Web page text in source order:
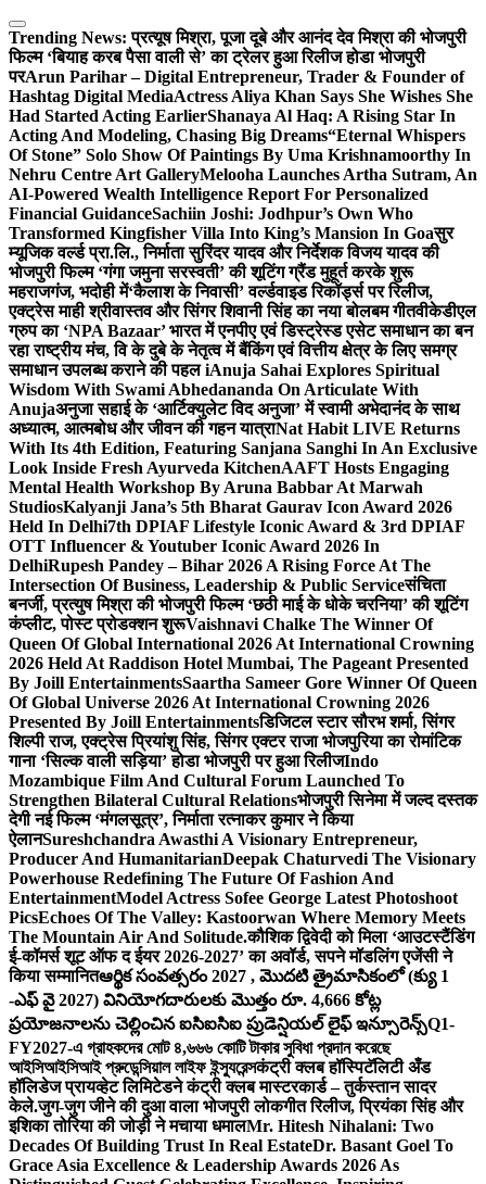
Skip
to
content
Trending News: प्रत्यूष मिश्रा, पूजा दूबे और आनंद देव मिश्रा की भोजपुरी
फिल्म ‘बियाह करब पैसा वाली से’ का ट्रेलर हुआ रिलीज होडा भोजपुरी
परArun Parihar – Digital Entrepreneur, Trader & Founder of
Hashtag Digital MediaActress Aliya Khan Says She Wishes She
Had Started Acting EarlierShanaya Al Haq: A Rising Star In
Acting And Modeling, Chasing Big Dreams“Eternal Whispers
Of Stone” Solo Show Of Paintings By Uma Krishnamoorthy In
Nehru Centre Art GalleryMelooha Launches Artha Sutram, An
AI-Powered Wealth Intelligence Report For Personalized
Financial GuidanceSachiin Joshi: Jodhpur’s Own Who
Transformed Kingfisher Villa Into King’s Mansion In Goaसुर
म्यूजिक वर्ल्ड प्रा.लि., निर्माता सुरिंदर यादव और निर्देशक विजय यादव की
भोजपुरी फिल्म ‘गंगा जमुना सरस्वती’ की शूटिंग ग्रैंड मुहूर्त करके शुरू
महराजगंज, भदोही में‘कैलाश के निवासी’ वर्ल्डवाइड रिकॉर्ड्स पर रिलीज,
एक्ट्रेस माही श्रीवास्तव और सिंगर शिवानी सिंह का नया बोलबम गीतवीकेडीएल
ग्रुप का ‘NPA Bazaar’ भारत में एनपीए एवं डिस्ट्रेस्ड एसेट समाधान का बन
रहा राष्ट्रीय मंच, वि के दुबे के नेतृत्व में बैंकिंग एवं वित्तीय क्षेत्र के लिए समग्र
समाधान उपलब्ध कराने की पहल iAnuja Sahai Explores Spiritual
Wisdom With Swami Abhedananda On Articulate With
Anujaअनुजा सहाई के ‘आर्टिक्युलेट विद अनुजा’ में स्वामी अभेदानंद के साथ
अध्यात्म, आत्मबोध और जीवन की गहन यात्राNat Habit LIVE Returns
With Its 4th Edition, Featuring Sanjana Sanghi In An Exclusive
Look Inside Fresh Ayurveda KitchenAAFT Hosts Engaging
Mental Health Workshop By Aruna Babbar At Marwah
StudiosKalyanji Jana’s 5th Bharat Gaurav Icon Award 2026
Held In Delhi7th DPIAF Lifestyle Iconic Award & 3rd DPIAF
OTT Influencer & Youtuber Iconic Award 2026 In
DelhiRupesh Pandey – Bihar 2026 A Rising Force At The
Intersection Of Business, Leadership & Public Serviceसंचिता
बनर्जी, प्रत्युष मिश्रा की भोजपुरी फिल्म ‘छठी माई के धोके चरनिया’ की शूटिंग
कंप्लीट, पोस्ट प्रोडक्शन शुरूVaishnavi Chalke The Winner Of
Queen Of Global International 2026 At International Crowning
2026 Held At Raddison Hotel Mumbai, The Pageant Presented
By Joill EntertainmentsSaartha Sameer Gore Winner Of Queen
Of Global Universe 2026 At International Crowning 2026
Presented By Joill Entertainmentsडिजिटल स्टार सौरभ शर्मा, सिंगर
शिल्पी राज, एक्ट्रेस प्रियांशु सिंह, सिंगर एक्टर राजा भोजपुरिया का रोमांटिक
गाना ‘सिल्क वाली सड़िया’ होडा भोजपुरी पर हुआ रिलीजIndo
Mozambique Film And Cultural Forum Launched To
Strengthen Bilateral Cultural Relationsभोजपुरी सिनेमा में जल्द दस्तक
देगी नई फिल्म ‘मंगलसूत्र’, निर्माता रत्नाकर कुमार ने किया
ऐलानSureshchandra Awasthi A Visionary Entrepreneur,
Producer And HumanitarianDeepak Chaturvedi The Visionary
Powerhouse Redefining The Future Of Fashion And
EntertainmentModel Actress Sofee George Latest Photoshoot
PicsEchoes Of The Valley: Kastoorwan Where Memory Meets
The Mountain Air And Solitude.कौशिक द्विवेदी को मिला ‘आउटस्टैंडिंग
ई-कॉमर्स शूट ऑफ द ईयर 2026-2027’ का अवॉर्ड, सपने मॉडलिंग एजेंसी ने
किया सम्मानितఆర్థిక సంవత్సరం 2027 , మొదటి త్రైమాసికంలో (క్యు 1
-ఎఫ్ వై 2027) వినియోగదారులకు మొత్తం రూ. 4,666 కోట్ల
ప్రయోజనాలను చెల్లించిన ఐసిఐసిఐ ప్రుడెన్షియల్ లైఫ్ ఇన్సూరెన్స్Q1-
FY2027-এ গ্রাহকদের মোট ৪,৬৬৬ কোটি টাকার সুবিধা প্রদান করেছে
আইসিআইসিআই প্রুডেন্সিয়াল লাইফ ইন্স্যুরেন্সकंट्री क्लब हॉस्पिटॅलिटी अँड
हॉलिडेज प्रायव्हेट लिमिटेडने कंट्री क्लब मास्टरकार्ड – तुर्कस्तान सादर
केले.जुग-जुग जीने की दुआ वाला भोजपुरी लोकगीत रिलीज, प्रियंका सिंह और
इशिका तोरिया की जोड़ी ने मचाया धमालMr. Hitesh Nihalani: Two
Decades Of Building Trust In Real EstateDr. Basant Goel To
Grace Asia Excellence & Leadership Awards 2026 As